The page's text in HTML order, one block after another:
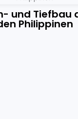
und Tiefbau
Philippinen